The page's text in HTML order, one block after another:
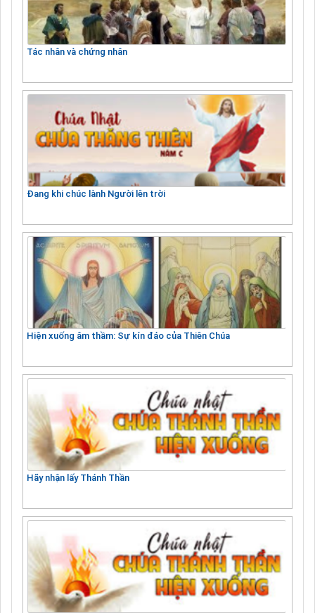
Tác nhân và chứng nhân
Đang khi chúc lành Người lên trời
Hiện xuống âm thầm: Sự kín đáo của Thiên Chúa
Hãy nhận lấy Thánh Thần